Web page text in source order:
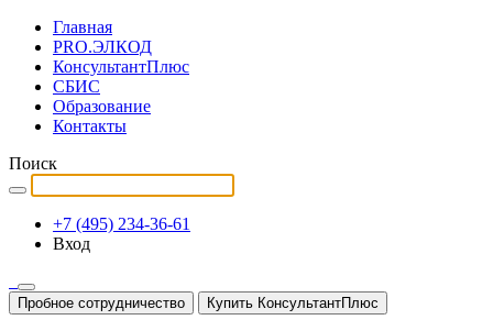
Главная
PRO.ЭЛКОД
КонсультантПлюс
СБИС
Образование
Контакты
Поиск
+7 (495) 234-36-61
Вход
Пробное сотрудничество Купить КонсультантПлюс